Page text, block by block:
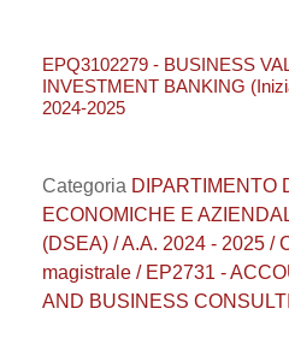
EPQ3102279 - BUSINESS
INVESTMENT BANKING
2024-2025
Categoria DIPARTIMENTO
ECONOMICHE E
(DSEA) / A.A. 2024 - 2025 /
magistrale / EP2731 -
AND BUSINESS